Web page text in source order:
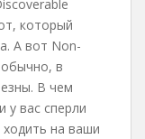
который
А вот Non-
обычно, в
В чем
у вас сперли
на ваши